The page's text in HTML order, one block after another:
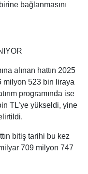
bağlanmasını
alınan hattın 2025
milyon 523 bin liraya
programında ise
TL’ye yükseldi, yine
bitiş tarihi bu kez
709 milyon 747